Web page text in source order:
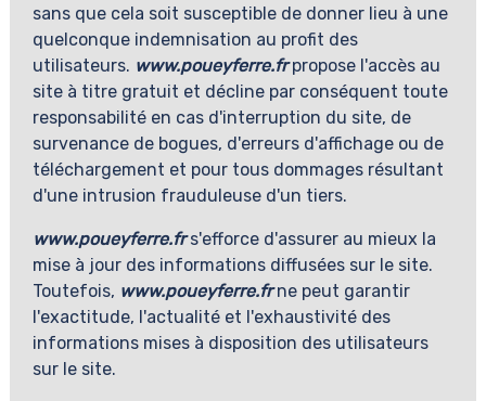
sans que cela soit susceptible de donner lieu à une
quelconque indemnisation au profit des
utilisateurs. www.poueyferre.frpropose l'accès au
site à titre gratuit et décline par conséquent toute
responsabilité en cas d'interruption du site, de
survenance de bogues, d'erreurs d'affichage ou de
téléchargement et pour tous dommages résultant
d'une intrusion frauduleuse d'un tiers.
www.poueyferre.frs'efforce d'assurer au mieux la
mise à jour des informations diffusées sur le site.
Toutefois, www.poueyferre.frne peut garantir
l'exactitude, l'actualité et l'exhaustivité des
informations mises à disposition des utilisateurs
sur le site.